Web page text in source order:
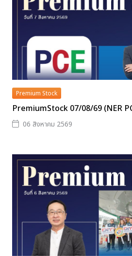
Premium Stock
PremiumStock 07/08/69 (NER
06 สิงหาคม 2569